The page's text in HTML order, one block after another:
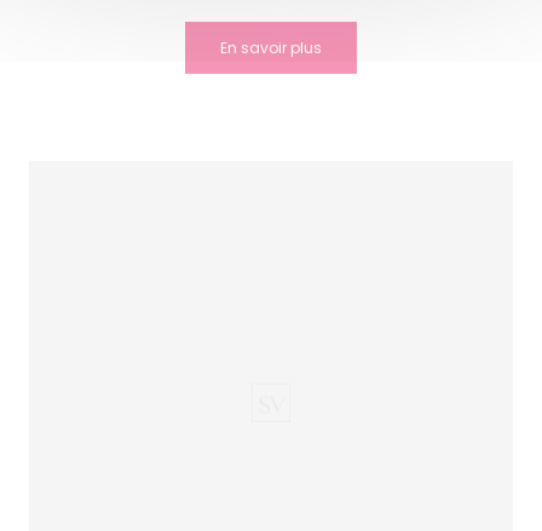
En savoir plus